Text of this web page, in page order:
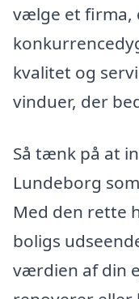
vælge et firma,
kvalitet og
vinduer, der
Så tænk på at
Lundeborg
Med den rette
boligs
værdien af din